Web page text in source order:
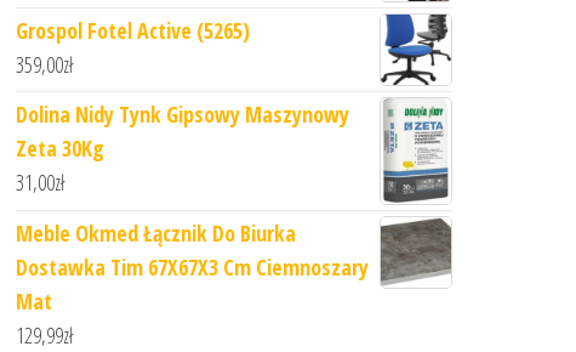
Grospol Fotel Active (5265)
359,00zł
Dolina Nidy Tynk Gipsowy Maszynowy
Zeta 30Kg
31,00zł
Meble Okmed Łącznik Do Biurka
Dostawka Tim 67X67X3 Cm Ciemnoszary
Mat
129,99zł